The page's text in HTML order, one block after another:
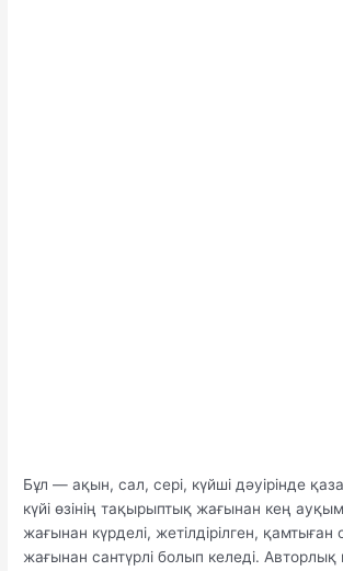
Бұл — ақын, сал, сері, күйші дәуірінде
күйі өзінің тақырыптық жағынан кең
жағынан күрделі, жетілдірілген,
жағынан сантүрлі болып келеді.